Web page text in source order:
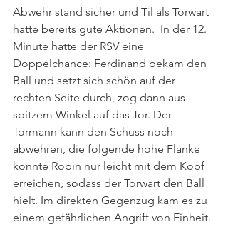
Abwehr stand sicher und Til als Torwart
hatte bereits gute Aktionen.  In der 12.
Minute hatte der RSV eine
Doppelchance: Ferdinand bekam den
Ball und setzt sich schön auf der
rechten Seite durch, zog dann aus
spitzem Winkel auf das Tor. Der
Tormann kann den Schuss noch
abwehren, die folgende hohe Flanke
konnte Robin nur leicht mit dem Kopf
erreichen, sodass der Torwart den Ball
hielt. Im direkten Gegenzug kam es zu
einem gefährlichen Angriff von Einheit.